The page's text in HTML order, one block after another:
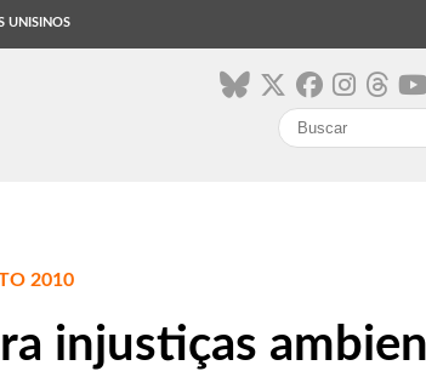
UNISINOS
2010
injustiças